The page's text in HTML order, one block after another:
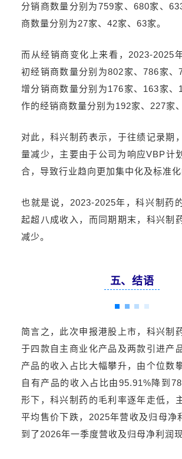
分销商数量分别为759家、680家、
商数量分别为27家、42家、63家。
而从经销商变化上来看，2023-2025
初经销商数量分别为802家、786家、
增分销商数量分别为176家、163家、
作的经销商数量分别为192家、227家
对此，科兴制药表示，于往绩记录期
量减少，主要由于公司为响应VBP计
合，导致行业趋向更加集中化及标准化
也就是说，2023-2025年，科兴制药
起超八成收入，而同期期末，科兴制
减少。
五、结语
简言之，此次申报港股上市，科兴制
于四款自主商业化产品及两款引进产
产品的收入占比大幅攀升，由个位数
自有产品的收入占比由95.91%降到
形下，科兴制药的毛利率逐年走低，
平均售价下跌，2025年营收及归母净
到了2026年一季度营收及归母净利润